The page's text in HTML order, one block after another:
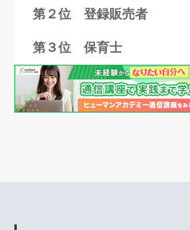
第２位 登録販売者
第３位 保育士